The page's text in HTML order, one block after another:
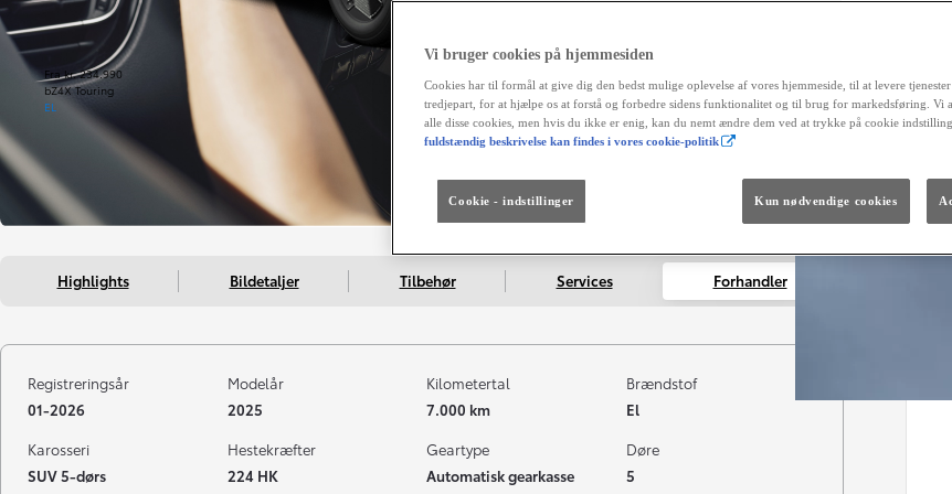
Fra kr. 234.990
bZ4X Touring
EL
Den nye GR GT
The soul lives on.
Highlights Bildetaljer Tilbehør Services Forhandler
Registreringsår
01-2026
Modelår
2025
Kilometertal
7.000 km
Brændstof
El
Karosseri
SUV 5-dørs
Hestekræfter
224 HK
Geartype
Automatisk gearkasse
Døre
5
Vi bruger cookies på hjemmesiden
Cookies har til formål at give dig den bedst mulige oplevelse af vores hjemmeside, til at levere
tredjepart, for at hjælpe os at forstå og forbedre sidens funktionalitet og til brug for markedsføring. Vi
alle disse cookies, men hvis du ikke er enig, kan du nemt ændre dem ved at trykke på cookie
fuldstændig beskrivelse kan findes i vores cookie-politik
Cookie - indstillinger Kun nødvendige cookies